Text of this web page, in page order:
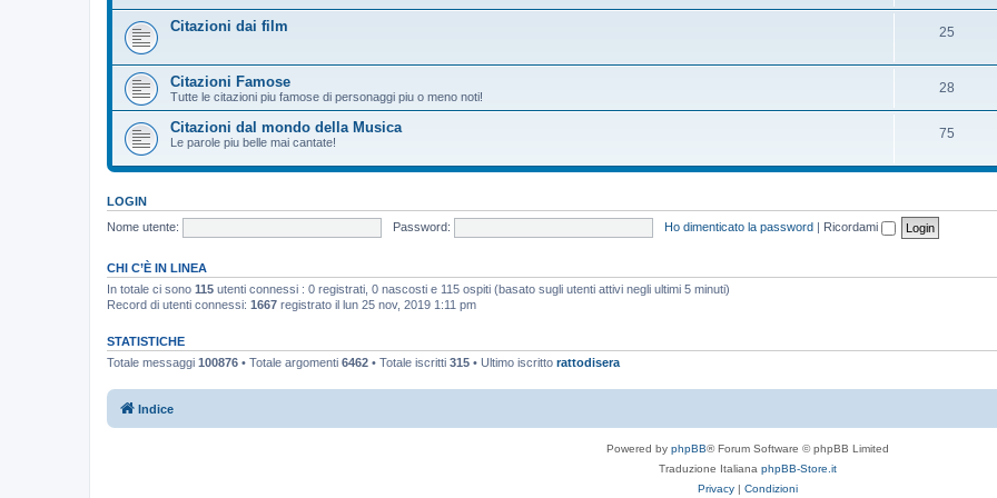
Citazioni dai film 25
Citazioni Famose
Tutte le citazioni piu famose di personaggi piu o meno noti!
28
Citazioni dal mondo della Musica
Le parole piu belle mai cantate!
75
LOGIN
Nome utente:
Password: Ho dimenticato la password | Ricordami
CHI C’È IN LINEA
In totale ci sono 115 utenti connessi : 0 registrati, 0 nascosti e 115 ospiti (basato sugli utenti attivi negli ultimi 5 minuti)
Record di utenti connessi: 1667 registrato il lun 25 nov, 2019 1:11 pm
STATISTICHE
Totale messaggi 100876 • Totale argomenti 6462 • Totale iscritti 315 • Ultimo iscritto rattodisera
Indice
Powered by phpBB® Forum Software © phpBB Limited
Traduzione Italiana phpBB-Store.it
Privacy | Condizioni